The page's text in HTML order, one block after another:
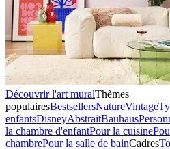
Découvrir l'art muralThèmes
populairesBestsellersNatureVintage
enfantsDisneyAbstraitBauhaus
la chambre d'enfantPour la cuisine
chambrePour la salle de bainCadres